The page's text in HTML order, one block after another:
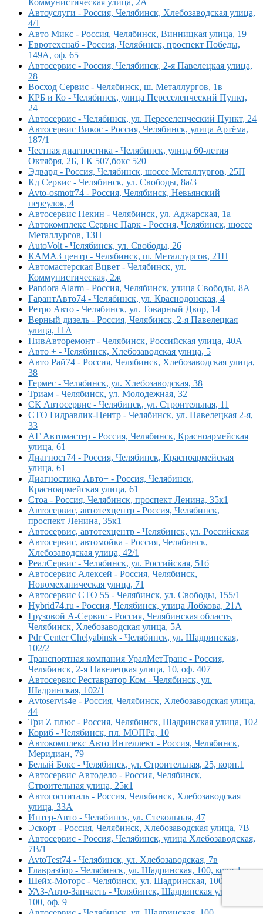
Автоуслуги - Россия, Челябинск, Хлебозаводская улица,
4/1
Авто Микс - Россия, Челябинск, Винницкая улица, 19
Евротехснаб - Россия, Челябинск, проспект Победы,
149А, оф. 65
Автосервис - Россия, Челябинск, 2-я Павелецкая улица,
28
Восход Сервис - Челябинск, ш. Металлургов, 1в
КРБ и Ко - Челябинск, улица Переселенческий Пункт,
24
Автосервис - Челябинск, ул. Переселенческий Пункт, 24
Автосервис Викос - Россия, Челябинск, улица Артёма,
187/1
Честная диагностика - Челябинск, улица 60-летия
Октября, 2Б, ГК 507,бокс 520
Эдвард - Россия, Челябинск, шоссе Металлургов, 25П
Кд Сервис - Челябинск, ул. Свободы, 8а/3
Avto-osmotr74 - Россия, Челябинск, Невьянский
переулок, 4
Автосервис Пекин - Челябинск, ул. Аджарская, 1а
Автокомплекс Сервис Парк - Россия, Челябинск, шоссе
Металлургов, 13П
AutoVolt - Челябинск, ул. Свободы, 26
КАМАЗ центр - Челябинск, ш. Металлургов, 21П
Автомастерская Вцвет - Челябинск, ул.
Коммунистическая, 2ж
Pandora Alarm - Россия, Челябинск, улица Свободы, 8А
ГарантАвто74 - Челябинск, ул. Краснодонская, 4
Ретро Авто - Челябинск, ул. Товарный Двор, 14
Верный дизель - Россия, Челябинск, 2-я Павелецкая
улица, 11А
НивАвторемонт - Челябинск, Российская улица, 40А
Авто + - Челябинск, Хлебозаводская улица, 5
Авто Рай74 - Россия, Челябинск, Хлебозаводская улица,
38
Гермес - Челябинск, ул. Хлебозаводская, 38
Триам - Челябинск, ул. Молодежная, 32
СК Автосервис - Челябинск, ул. Строительная, 11
СТО Гидравлик-Центр - Челябинск, ул. Павелецкая 2-я,
33
АГ Автомастер - Россия, Челябинск, Красноармейская
улица, 61
Диагност74 - Россия, Челябинск, Красноармейская
улица, 61
Диагностика Авто+ - Россия, Челябинск,
Красноармейская улица, 61
Стоа - Россия, Челябинск, проспект Ленина, 35к1
Автосервис, автотехцентр - Россия, Челябинск,
проспект Ленина, 35к1
Автосервис, автотехцентр - Челябинск, ул. Российская
Автосервис, автомойка - Россия, Челябинск,
Хлебозаводская улица, 42/1
РеалСервис - Челябинск, ул. Российская, 51б
Автосервис Алексей - Россия, Челябинск,
Новомеханическая улица, 71
Автосервис СТО 55 - Челябинск, ул. Свободы, 155/1
Hybrid74.ru - Россия, Челябинск, улица Лобкова, 21А
Грузовой А-Сервис - Россия, Челябинская область,
Челябинск, Хлебозаводская улица, 5А
Pdr Center Chelyabinsk - Челябинск, ул. Шадринская,
102/2
Транспортная компания УралМетТранс - Россия,
Челябинск, 2-я Павелецкая улица, 10, оф. 407
Автосервис Реставратор Ком - Челябинск, ул.
Шадринская, 102/1
Avtoservis4e - Россия, Челябинск, Хлебозаводская улица,
44
Три Z плюс - Россия, Челябинск, Шадринская улица, 102
Кориб - Челябинск, пл. МОПРа, 10
Автокомплекс Авто Интеллект - Россия, Челябинск,
Меридиан, 79
Белый Бокс - Челябинск, ул. Строительная, 25, корп.1
Автосервис Автодело - Россия, Челябинск,
Строительная улица, 25к1
Автогоспиталь - Россия, Челябинск, Хлебозаводская
улица, 33А
Интер-Авто - Челябинск, ул. Стекольная, 47
Эскорт - Россия, Челябинск, Хлебозаводская улица, 7В
Автосервис - Россия, Челябинск, улица Хлебозаводская,
7В/1
AvtoTest74 - Челябинск, ул. Хлебозаводская, 7в
Главразбор - Челябинск, ул. Шадринская, 100, корп.1
Шейх-Моторс - Челябинск, ул. Шадринская, 100
УАЗ-Авто-Запчасть - Челябинск, Шадринская улица,
100, оф. 9